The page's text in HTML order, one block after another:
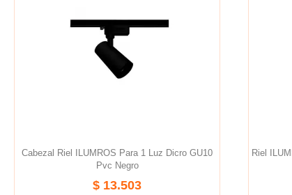
Cabezal Riel ILUMROS Para 1 Luz Dicro GU10
Pvc Negro
$ 13.503
Riel